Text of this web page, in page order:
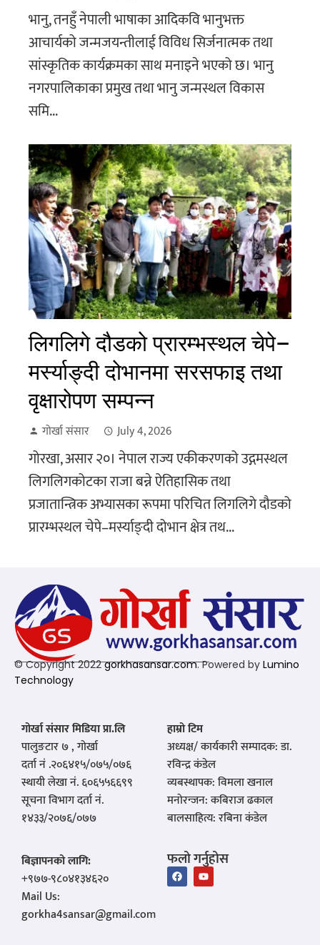
भानु, तनहुँ नेपाली भाषाका आदिकवि भानुभक्त
आचार्यको जन्मजयन्तीलाई विविध सिर्जनात्मक तथा
सांस्कृतिक कार्यक्रमका साथ मनाइने भएको छ। भानु
नगरपालिकाका प्रमुख तथा भानु जन्मस्थल विकास
समि...
लिगलिगे दौडको प्रारम्भस्थल चेपे–
मर्स्याङ्दी दोभानमा सरसफाइ तथा
वृक्षारोपण सम्पन्न
गोर्खा संसार July 4, 2026
गोरखा, असार २०। नेपाल राज्य एकीकरणको उद्गमस्थल
लिगलिगकोटका राजा बन्ने ऐतिहासिक तथा
प्रजातान्त्रिक अभ्यासका रूपमा परिचित लिगलिगे दौडको
प्रारम्भस्थल चेपे–मर्स्याङ्दी दोभान क्षेत्र तथ...
© Copyright 2022gorkhasansar.com. Powered by Lumino
Technology
गोर्खा संसार मिडिया प्रा.लि
पालुङटार ७ , गोर्खा
दर्ता नं .२०६४१५/०७५/०७६
स्थायी लेखा नं. ६०६५५६६९९
सूचना विभाग दर्ता नं.
१४३३/२०७६/०७७
हाम्रो टिम
अध्यक्ष/ कार्यकारी सम्पादक: डा.
रविन्द्र कंडेल
व्यबस्थापक: विमला खनाल
मनोरन्जन: कबिराज ढकाल
बालसाहित्य: रबिना कंडेल
बिज्ञापनको लागि:
‪+९७७-९८०४१३४६२०‬
Mail Us:
gorkha4sansar@gmail.com
फलो गर्नुहोस